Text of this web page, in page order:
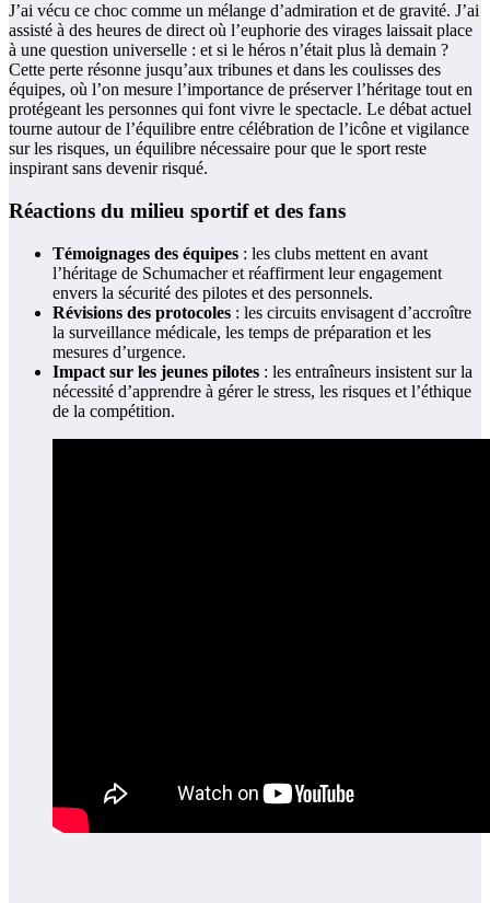
J’ai vécu ce choc comme un mélange d’admiration et de gravité. J’ai
assisté à des heures de direct où l’euphorie des virages laissait place
à une question universelle : et si le héros n’était plus là demain ?
Cette perte résonne jusqu’aux tribunes et dans les coulisses des
équipes, où l’on mesure l’importance de préserver l’héritage tout en
protégeant les personnes qui font vivre le spectacle. Le débat actuel
tourne autour de l’équilibre entre célébration de l’icône et vigilance
sur les risques, un équilibre nécessaire pour que le sport reste
inspirant sans devenir risqué.
Réactions du milieu sportif et des fans
Témoignages des équipes : les clubs mettent en avant
l’héritage de Schumacher et réaffirment leur engagement
envers la sécurité des pilotes et des personnels.
Révisions des protocoles : les circuits envisagent d’accroître
la surveillance médicale, les temps de préparation et les
mesures d’urgence.
Impact sur les jeunes pilotes : les entraîneurs insistent sur la
nécessité d’apprendre à gérer le stress, les risques et l’éthique
de la compétition.